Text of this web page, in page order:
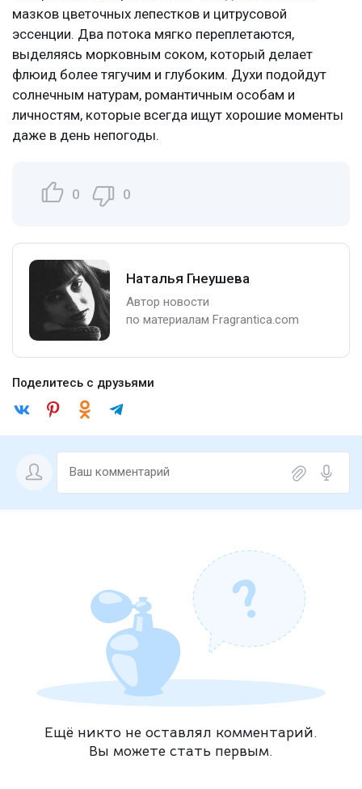
мазков цветочных лепестков и цитрусовой
эссенции. Два потока мягко переплетаются,
выделяясь морковным соком, который делает
флюид более тягучим и глубоким. Духи подойдут
солнечным натурам, романтичным особам и
личностям, которые всегда ищут хорошие моменты
даже в день непогоды.
0 0
Наталья Гнеушева
Автор новости
по материалам Fragrantica.com
Поделитесь с друзьями
Ещё никто не оставлял комментарий.
Вы можете стать первым.